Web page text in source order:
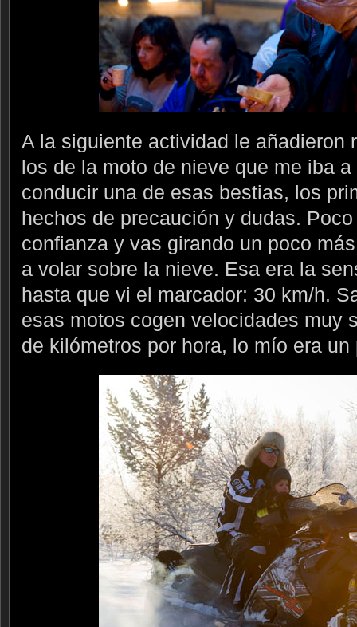
A la siguiente actividad le añadieron
los de la moto de nieve que me iba
conducir una de esas bestias, los
hechos de precaución y dudas.
confianza y vas girando un poco
a volar sobre la nieve. Esa era la
hasta que vi el marcador: 30 km/h.
esas motos cogen velocidades muy
de kilómetros por hora, lo mío era